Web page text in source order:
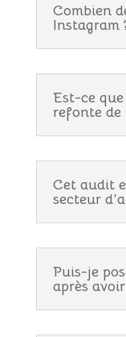
Combien
Instagram
Est-ce
refonte de
Cet audit
secteur
Puis-je
après